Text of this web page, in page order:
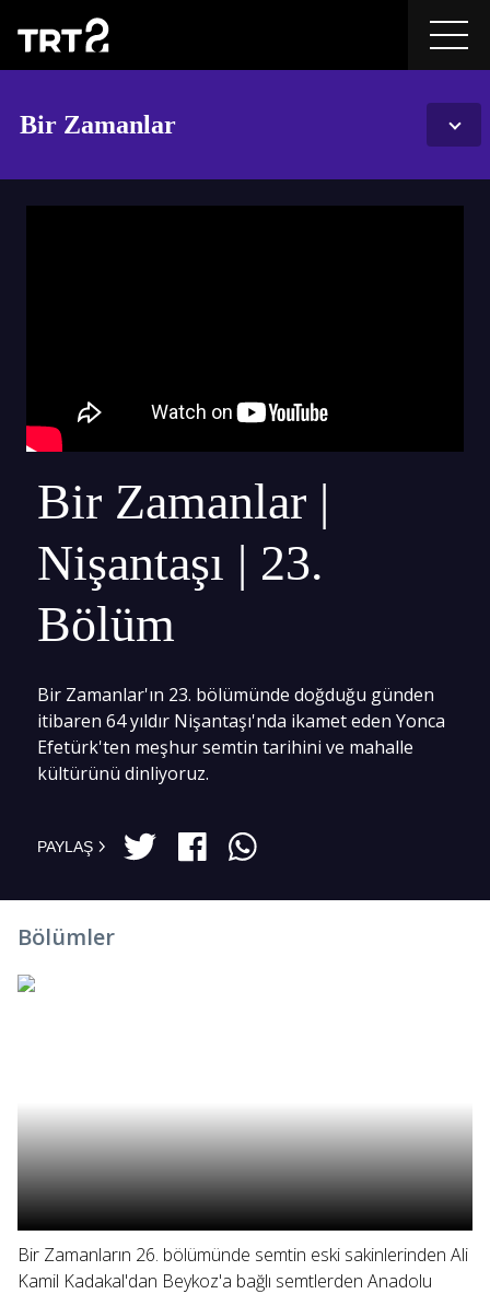
Bir Zamanlar
Bir Zamanlar |
Nişantaşı | 23.
Bölüm
Bir Zamanlar'ın 23. bölümünde doğduğu günden
itibaren 64 yıldır Nişantaşı'nda ikamet eden Yonca
Efetürk'ten meşhur semtin tarihini ve mahalle
kültürünü dinliyoruz.
PAYLAŞ
Bölümler
Bir Zamanların 26. bölümünde semtin eski sakinlerinden Ali
Kamil Kadakal'dan Beykoz'a bağlı semtlerden Anadolu